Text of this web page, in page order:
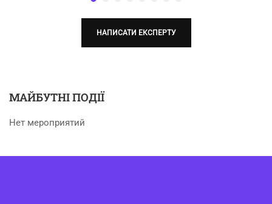
НАПИСАТИ ЕКСПЕРТУ
МАЙБУТНІ ПОДІЇ
Нет мероприятий